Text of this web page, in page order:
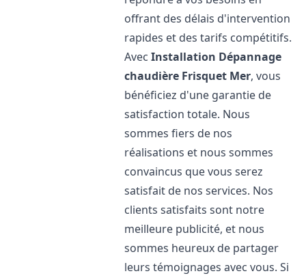
offrant des délais d'intervention
rapides et des tarifs compétitifs.
AvecInstallation Dépannage
chaudière Frisquet Mer, vous
bénéficiez d'une garantie de
satisfaction totale. Nous
sommes fiers de nos
réalisations et nous sommes
convaincus que vous serez
satisfait de nos services. Nos
clients satisfaits sont notre
meilleure publicité, et nous
sommes heureux de partager
leurs témoignages avec vous. Si